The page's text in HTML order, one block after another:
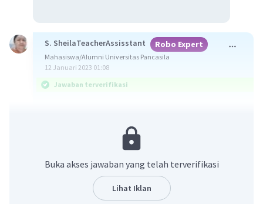
S. SheilaTeacherAssisstant Robo Expert
Mahasiswa/Alumni Universitas Pancasila
12 Januari 2023 01:08
Jawaban terverifikasi
pembentukannya mengikuti pola atau aturan
Pola bilangan aritmatika:
Buka akses jawaban yang telah terverifikasi
Lihat Iklan